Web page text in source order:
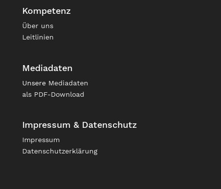
Kompetenz
Über uns
Leitlinien
Mediadaten
Unsere Mediadaten
als PDF-Download
Impressum & Datenschutz
Impressum
Datenschutzerklärung